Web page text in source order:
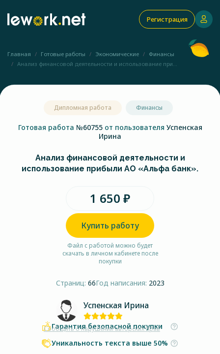
Регистрация
Главная Готовые работы Экономические
Финансы
Анализ финансовой деятельности и использование при...
Дипломная работа Финансы
Готовая работа №60755 от пользователя Успенская
Ирина
Анализ финансовой деятельности и
использование прибыли АО «Альфа банк».
1 650 ₽
Купить работу
Файл с работой можно будет
скачать в личном кабинете после
покупки
Страниц: 66Год написания: 2023
Успенская Ирина
Сообщить о нарушении авторских прав
Гарантия безопасной покупки
Уникальность текста выше 50%